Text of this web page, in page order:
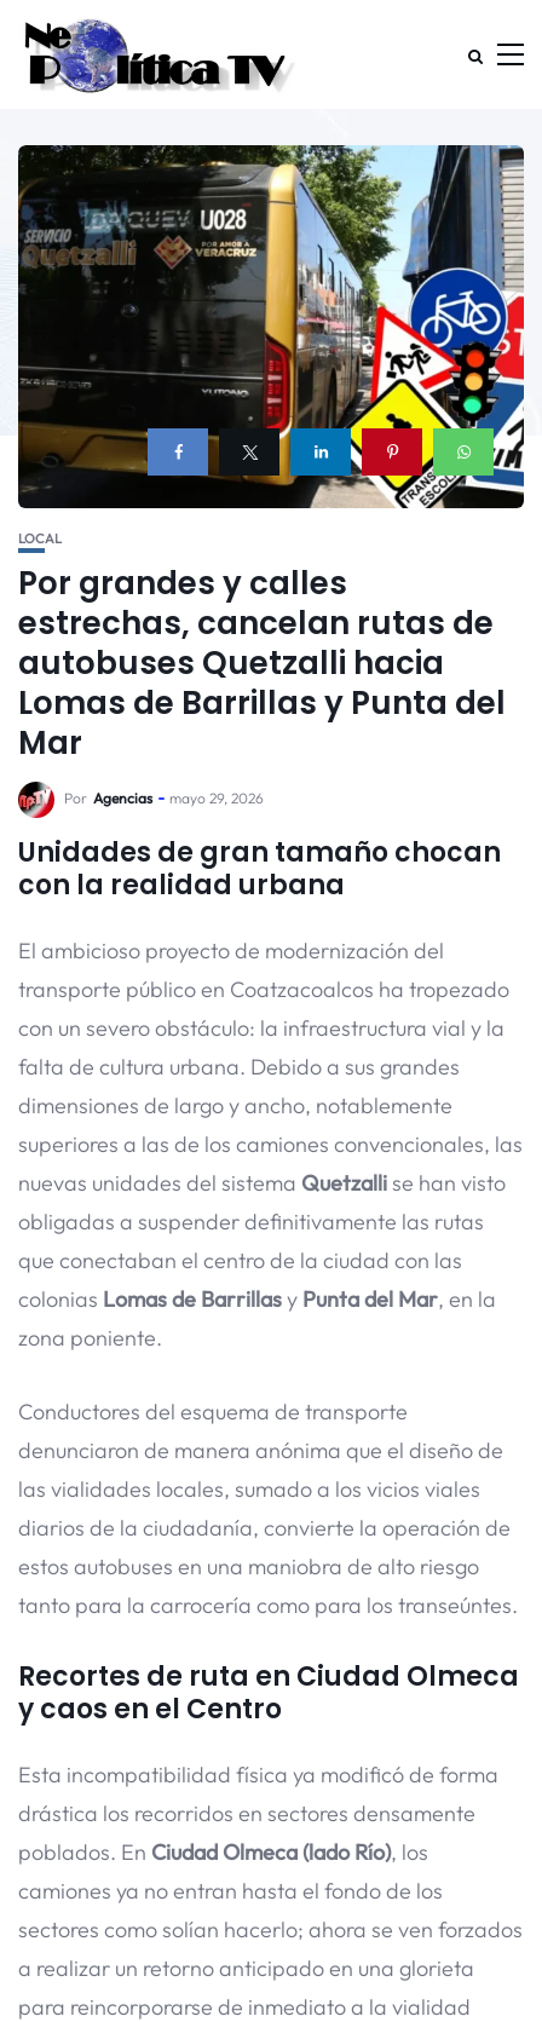
LOCAL
Por grandes y calles
estrechas, cancelan rutas de
autobuses Quetzalli hacia
Lomas de Barrillas y Punta del
Mar
Por Agencias mayo 29, 2026
Unidades de gran tamaño chocan
con la realidad urbana
El ambicioso proyecto de modernización del
transporte público en Coatzacoalcos ha tropezado
con un severo obstáculo: la infraestructura vial y la
falta de cultura urbana. Debido a sus grandes
dimensiones de largo y ancho, notablemente
superiores a las de los camiones convencionales, las
nuevas unidades del sistema Quetzallise han visto
obligadas a suspender definitivamente las rutas
que conectaban el centro de la ciudad con las
colonias Lomas de Barrillasy Punta del Mar, en la
zona poniente.
Conductores del esquema de transporte
denunciaron de manera anónima que el diseño de
las vialidades locales, sumado a los vicios viales
diarios de la ciudadanía, convierte la operación de
estos autobuses en una maniobra de alto riesgo
tanto para la carrocería como para los transeúntes.
Recortes de ruta en Ciudad Olmeca
y caos en el Centro
Esta incompatibilidad física ya modificó de forma
drástica los recorridos en sectores densamente
poblados. En Ciudad Olmeca (lado Río), los
camiones ya no entran hasta el fondo de los
sectores como solían hacerlo; ahora se ven forzados
a realizar un retorno anticipado en una glorieta
para reincorporarse de inmediato a la vialidad